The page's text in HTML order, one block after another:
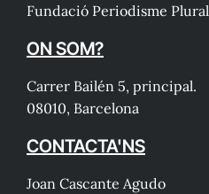
Fundació Periodisme Plural
ON SOM?
Carrer Bailén 5, principal.
08010, Barcelona
CONTACTA'NS
Joan Cascante Agudo